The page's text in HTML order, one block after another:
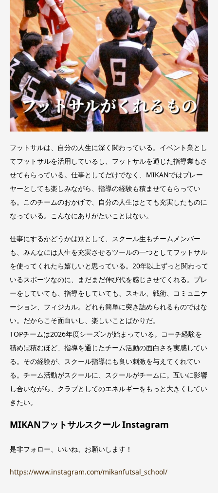
フットサルは、自分の人生に深く関わっている。イベント業とし
てフットサルを活用しているし、フットサルを通じた指導業もさ
せてもらっている。仕事としてだけでなく、MIKANではプレー
ヤーとしても楽しみながら、指導の経験も積ませてもらってい
る。このチームのおかげで、自分の人生はとても充実したものに
なっている。こんなにありがたいことはない。
仕事にするかどうかは別として、スクール生もチームメンバー
も、みんなには人生を充実させるツールの一つとしてフットサル
を使ってくれたら嬉しいと思っている。20年以上ずっと関わって
いるスポーツなのに、まだまだ伸び代を感じさせてくれる。プレ
ーをしていても、指導をしていても、スキル、戦術、コミュニケ
ーション、フィジカル。どれも簡単に突き詰められるものではな
い。だからこそ面白いし、楽しいことばかりだ。
TOPチームは2026年度シーズンが始まっている。コーチ経験を
積めば積むほど、指導を通じたチーム活動の面白さを実感してい
る。その経験が、スクール指導にも良い刺激を与えてくれてい
る。チーム活動がスクールに、スクールがチームに。互いに影響
し合いながら、クラブとしてのエネルギーをもっと大きくしてい
きたい。
MIKANフットサルスクール Instagram
是非フォロー、いいね、お願いします！
https://www.instagram.com/mikanfutsal_school/